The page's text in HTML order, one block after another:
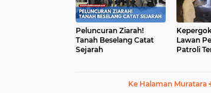
Peluncuran Ziarah!
Tanah Beselang Catat
Sejarah
Lawan
Patroli
Ke Halaman Muratara